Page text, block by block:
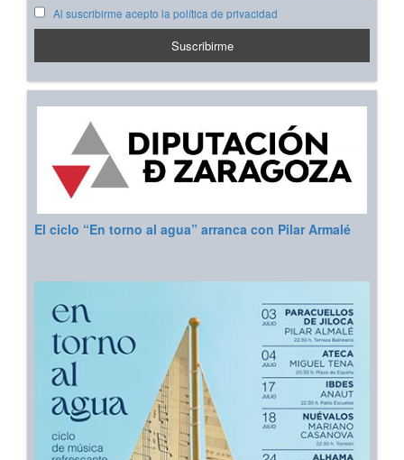
Al suscribirme acepto la política de privacidad
El ciclo “En torno al agua” arranca con Pilar Armalé